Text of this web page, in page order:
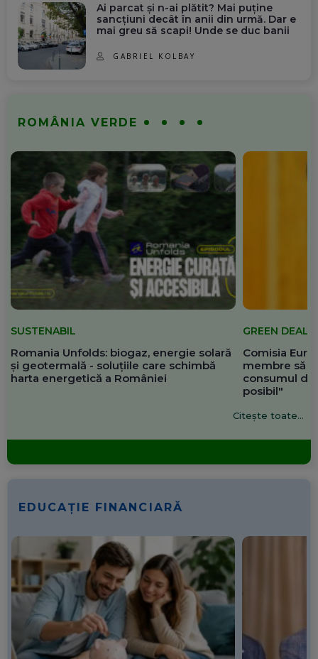
Ai parcat și n-ai plătit? Mai puține
sancțiuni decât în anii din urmă. Dar e
mai greu să scapi! Unde se duc banii
GABRIEL KOLBAY
ROMÂNIA VERDE
SUSTENABIL
Romania Unfolds: biogaz, energie solară
și geotermală - soluțiile care schimbă
harta energetică a României
GREEN DEAL
Comisia
membre să
consumul de
posibil"
Citește toate...
EDUCAȚIE FINANCIARĂ